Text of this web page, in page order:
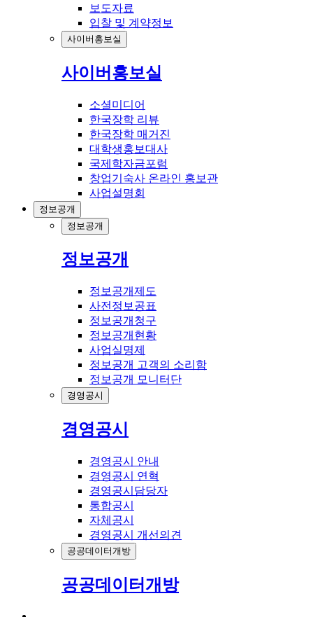
보도자료
입찰 및 계약정보
사이버홍보실
사이버홍보실
소셜미디어
한국장학 리뷰
한국장학 매거진
대학생홍보대사
국제학자금포럼
창업기숙사 온라인 홍보관
사업설명회
정보공개
정보공개
정보공개
정보공개제도
사전정보공표
정보공개청구
정보공개현황
사업실명제
정보공개 고객의 소리함
정보공개 모니터단
경영공시
경영공시
경영공시 안내
경영공시 연혁
경영공시담당자
통합공시
자체공시
경영공시 개선의견
공공데이터개방
공공데이터개방